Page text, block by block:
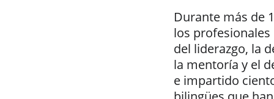
Durante más de
los
del liderazgo, la
la mentoría y el
e impartido